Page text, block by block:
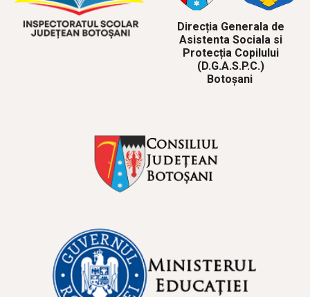
Direcția Generala de
Asistenta Sociala si
Protecția Copilului
(D.G.A.S.P.C.)
Botoșani